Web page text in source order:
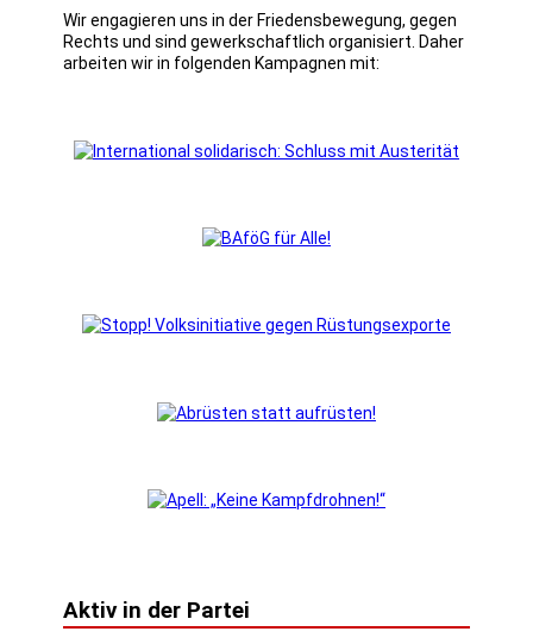
Wir engagieren uns in der Friedensbewegung, gegen
Rechts und sind gewerkschaftlich organisiert. Daher
arbeiten wir in folgenden Kampagnen mit:
Aktiv in der Partei